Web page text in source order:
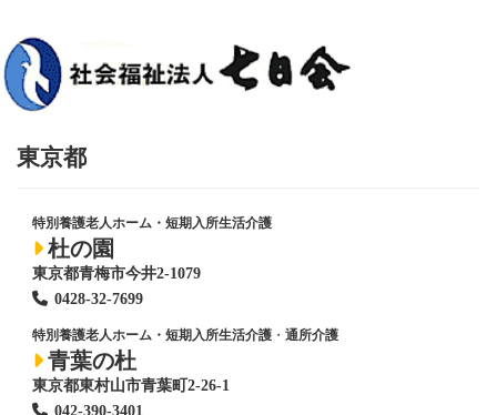
東京都
特別養護老人ホーム・短期入所生活介護
杜の園
東京都青梅市今井2-1079
0428-32-7699
特別養護老人ホーム・短期入所生活介護 ・ 通所介護
青葉の杜
東京都東村山市青葉町2-26-1
042-390-3401